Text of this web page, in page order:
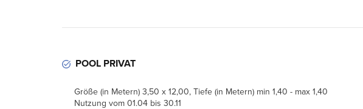
POOL PRIVAT
Größe (in Metern) 3,50 x 12,00, Tiefe (in Metern) min 1,40 - max 1,40
Nutzung vom 01.04 bis 30.11